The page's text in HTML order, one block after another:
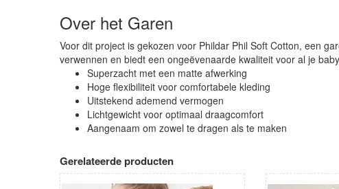
Over het Garen
Voor dit project is gekozen voor Phildar Phil Soft Cotton, een
verwennen en biedt een ongeëvenaarde kwaliteit voor al je
Superzacht met een matte afwerking
Hoge flexibiliteit voor comfortabele kleding
Uitstekend ademend vermogen
Lichtgewicht voor optimaal draagcomfort
Aangenaam om zowel te dragen als te maken
Gerelateerde producten